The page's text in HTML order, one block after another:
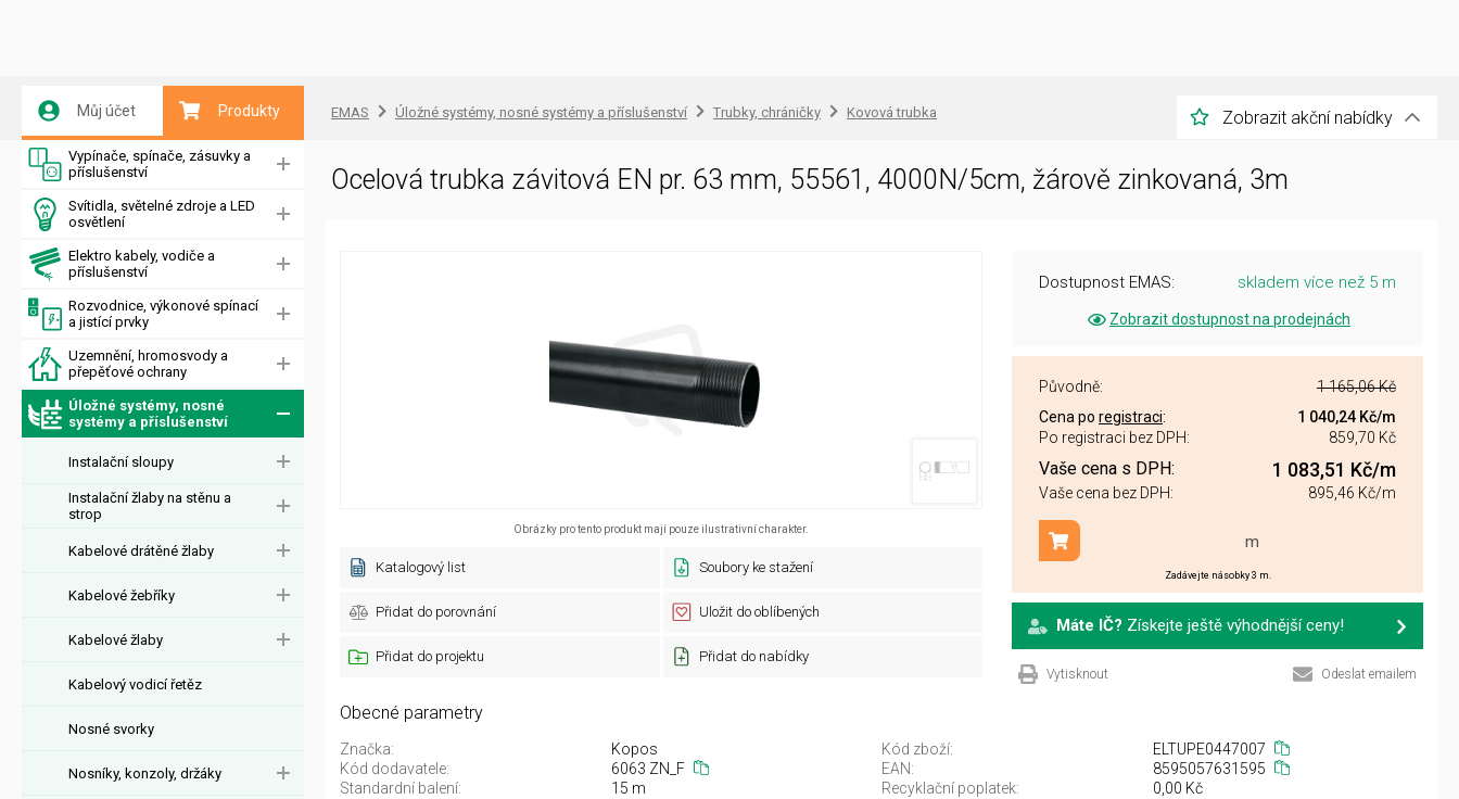
Můj účet Produkty
Vypínače, spínače, zásuvky a
příslušenství
Svítidla, světelné zdroje a LED
osvětlení
Elektro kabely, vodiče a
příslušenství
Rozvodnice, výkonové spínací
a jistící prvky
Uzemnění, hromosvody a
přepěťové ochrany
Úložné systémy, nosné
systémy a příslušenství
Instalační sloupy
Instalační žlaby na stěnu a
strop
Kabelové drátěné žlaby
Kabelové žebříky
Kabelové žlaby
Kabelový vodicí řetěz
Nosné svorky
Nosníky, konzoly, držáky
EMAS Úložné systémy, nosné systémy a příslušenství Trubky, chráničky Kovová trubka Zobrazit akční nabídky
Ocelová trubka závitová EN pr. 63 mm, 55561, 4000N/5cm, žárově zinkovaná, 3m
Obrázky pro tento produkt mají pouze ilustrativní charakter.
Katalogový list Soubory ke stažení
Přidat do porovnání Uložit do oblíbených
Přidat do projektu Přidat do nabídky
Dostupnost EMAS: skladem více než 5 m
Zobrazit dostupnost na prodejnách
Původně:
1 165,06 Kč
Cena po registraci: 1 040,24 Kč/m
Po registraci bez DPH:
859,70 Kč
Vaše cena s DPH: 1 083,51 Kč/m
Vaše cena bez DPH: 895,46 Kč/m
m
Přidat do košíku
Zadávejte násobky 3 m.
Máte IČ? Získejte ještě výhodnější ceny!
Vytisknout Odeslat emailem
Obecné parametry
Značka: Kopos Kód zboží:
ELTUPE0447007
Kód dodavatele:
6063 ZN_F EAN:
8595057631595
Standardní balení:
15 m Recyklační poplatek: 0,00 Kč